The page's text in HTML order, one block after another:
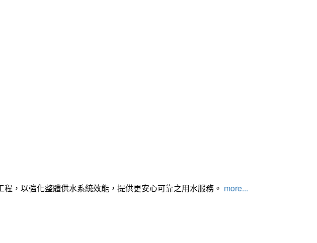
，以強化整體供水系統效能，提供更安心可靠之用水服務。 more...